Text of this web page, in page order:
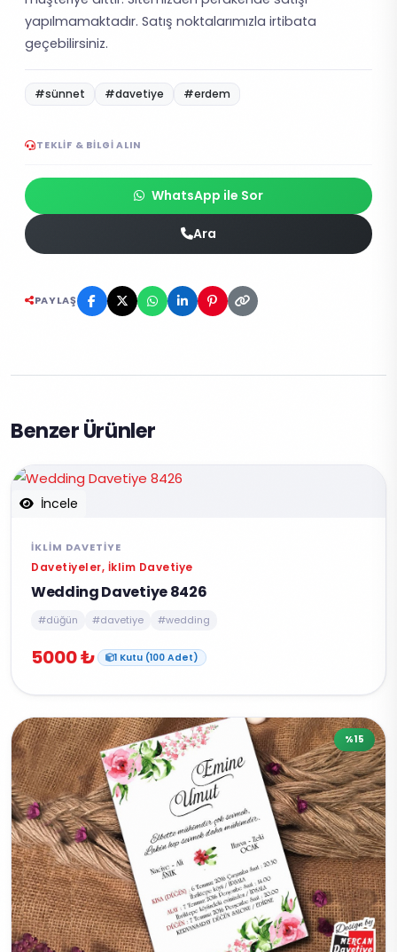
yapılmamaktadır. Satış noktalarımızla irtibata
geçebilirsiniz.
#sünnet #davetiye #erdem
TEKLIF & BILGI ALIN
WhatsApp ile Sor
Ara
PAYLAŞ
Benzer Ürünler
İncele
İKLIM DAVETIYE
Davetiyeler, İklim Davetiye
Wedding Davetiye 8426
#düğün #davetiye #wedding
5000 ₺ 1 Kutu (100 Adet)
%15